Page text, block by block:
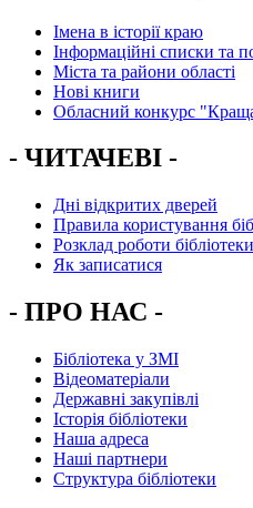
Імена в історії краю
Інформаційні списки та
Міста та райони області
Нові книги
Обласний конкурс
- ЧИТАЧЕВІ -
Дні відкритих дверей
Правила користування
Розклад роботи бібліотеки
Як записатися
- ПРО НАС -
Бібліотека у ЗМІ
Відеоматеріали
Державні закупівлі
Історія бібліотеки
Наша адреса
Наші партнери
Структура бібліотеки